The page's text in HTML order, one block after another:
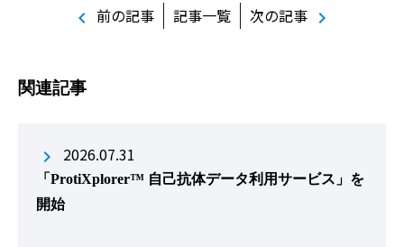
chevron_left 前の記事 記事一覧 次の記事 chevron_right
関連記事
2026.07.31
「ProtiXplorer™ 自己抗体データ利用サービス」を
開始